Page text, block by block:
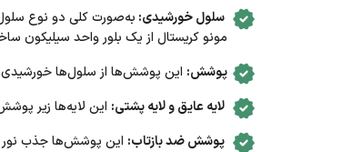
سلول خورشیدی: به‌صورت کلی دو نوع
مونو کریستال از یک بلور واحد سیلیکون
پوشش: این پوشش‌ها از سلول‌ها
لایه عایق و لایه پشتی: این لایه‌ها زیر
پوشش ضد بازتاب: این پوشش‌ها جذب نور